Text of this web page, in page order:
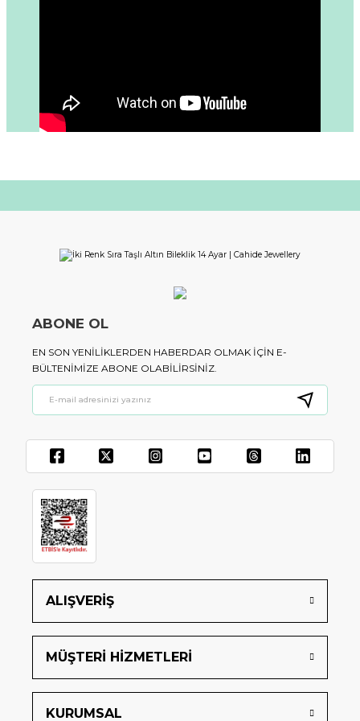
ALIŞVERİŞ
MÜŞTERİ HİZMETLERİ
KURUMSAL
ABONE OL
EN SON YENILIKLERDEN HABERDAR OLMAK IÇIN E-
BÜLTENIMIZE ABONE OLABILIRSINIZ.